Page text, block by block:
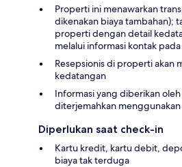
Properti ini menawarkan
dikenakan biaya tambahan);
properti dengan detail
melalui informasi kontak
Resepsionis di properti akan
kedatangan
Informasi yang diberikan
diterjemahkan
Diperlukan saat check-in
Kartu kredit, kartu debit,
biaya tak terduga